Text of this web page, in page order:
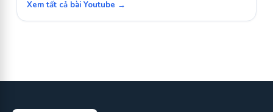
Xem tất cả bài Youtube →